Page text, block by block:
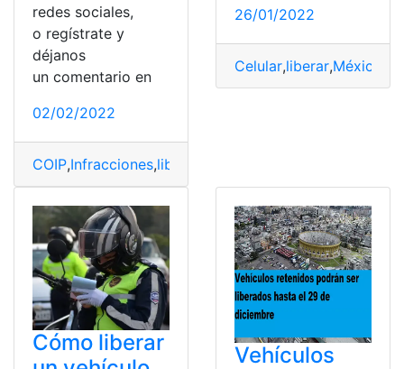
redes sociales,
o regístrate y
déjanos
un comentario en
02/02/2022
COIP,Infracciones,liberar
26/01/2022
Celular,liberar,México
Cómo liberar
Vehículos